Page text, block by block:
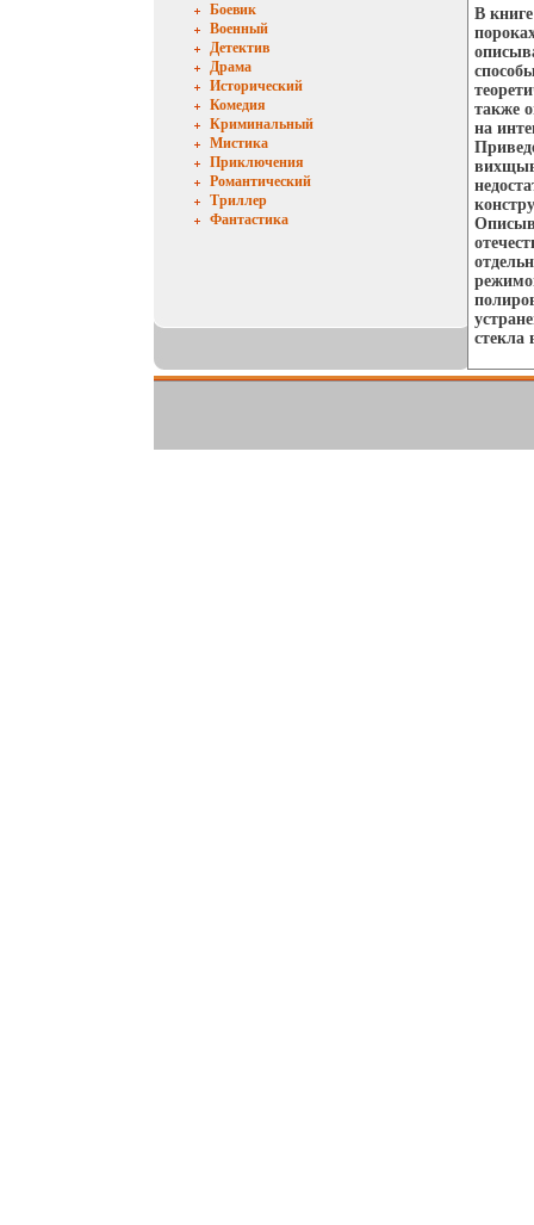
Боевик
Военный
Детектив
Драма
Исторический
Комедия
Криминальный
Мистика
Приключения
Романтический
Триллер
Фантастика
В
также
на
вихщыв
стекла